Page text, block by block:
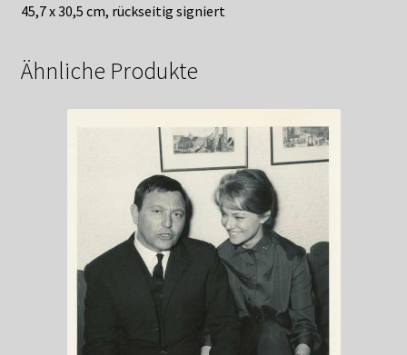
45,7 x 30,5 cm, rückseitig signiert
Ähnliche Produkte